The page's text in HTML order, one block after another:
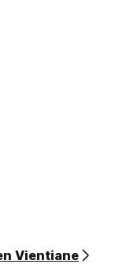
Vientiane